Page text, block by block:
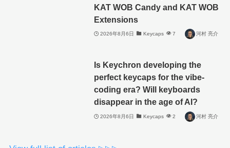
KAT WOB Candy and KAT WOB
Extensions
2026年8月6日 Keycaps 7 河村 亮介
Is Keychron developing the
perfect keycaps for the vibe-
coding era? Will keyboards
disappear in the age of AI?
2026年8月6日 Keycaps 2 河村 亮介